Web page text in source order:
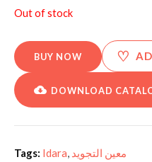
Out of stock
BUY NOW ♡
DOWNLOAD
Tags: Idara, معین التجوید